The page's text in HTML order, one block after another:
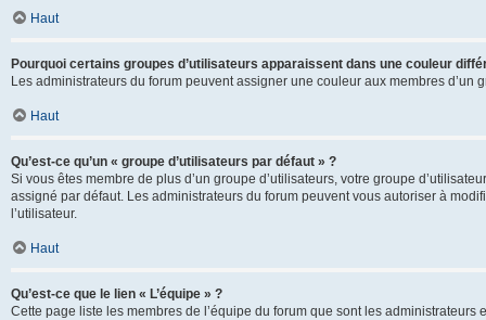
Haut
Pourquoi certains groupes d’utilisateurs apparaissent dans une couleur
Les administrateurs du forum peuvent assigner une couleur aux membres d’un
Haut
Qu’est-ce qu’un « groupe d’utilisateurs par défaut » ?
Si vous êtes membre de plus d’un groupe d’utilisateurs, votre groupe
assigné par défaut. Les administrateurs du forum peuvent vous autoriser à
l’utilisateur.
Haut
Qu’est-ce que le lien « L’équipe » ?
Cette page liste les membres de l’équipe du forum que sont les